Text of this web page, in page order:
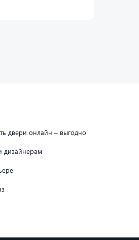
двери онлайн – выгодно
дизайнерам